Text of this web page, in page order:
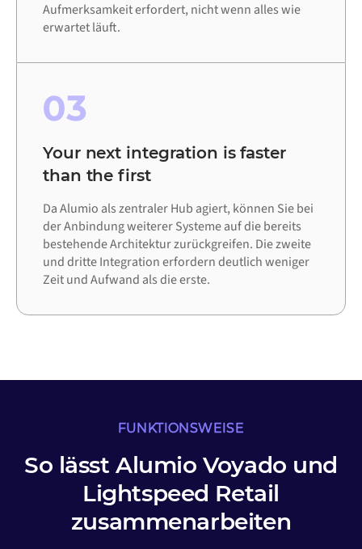
Aufmerksamkeit erfordert, nicht wenn alles wie
erwartet läuft.
03
Your next integration is faster
than the first
Da Alumio als zentraler Hub agiert, können Sie bei
der Anbindung weiterer Systeme auf die bereits
bestehende Architektur zurückgreifen. Die zweite
und dritte Integration erfordern deutlich weniger
Zeit und Aufwand als die erste.
FUNKTIONSWEISE
So lässt Alumio Voyado und
Lightspeed Retail
zusammenarbeiten